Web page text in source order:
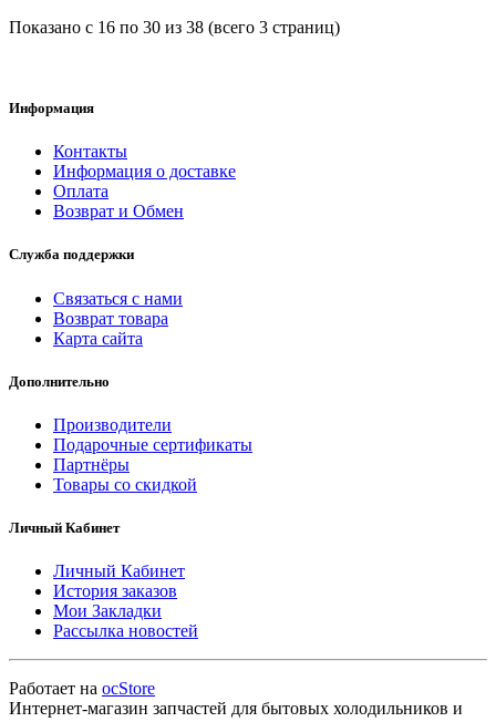
Показано с 16 по 30 из 38 (всего 3 страниц)
Информация
Контакты
Информация о доставке
Оплата
Возврат и Обмен
Служба поддержки
Связаться с нами
Возврат товара
Карта сайта
Дополнительно
Производители
Подарочные сертификаты
Партнёры
Товары со скидкой
Личный Кабинет
Личный Кабинет
История заказов
Мои Закладки
Рассылка новостей
Работает на ocStore
Интернет-магазин запчастей для бытовых холодильников и